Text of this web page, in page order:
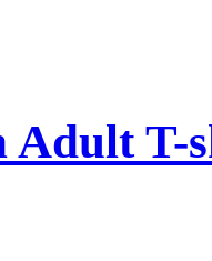
Adult T-